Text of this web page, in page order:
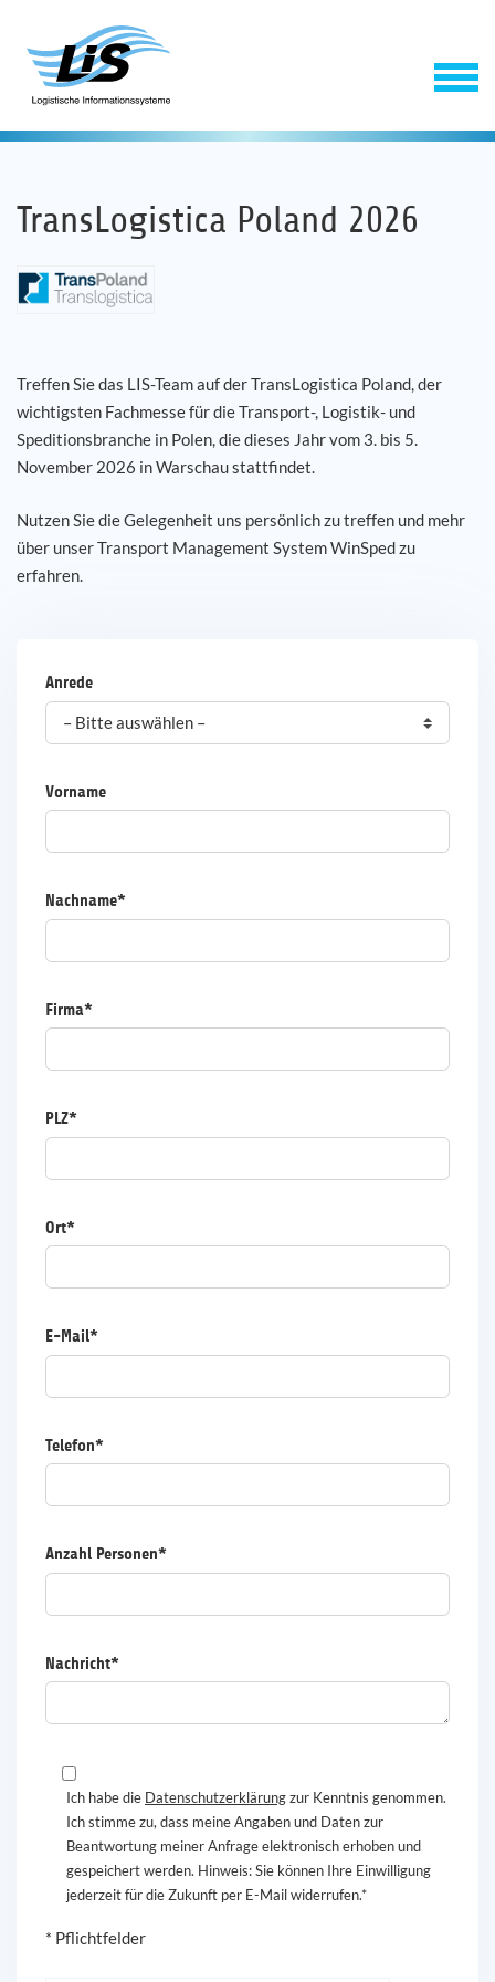
Service
Karriere
Kontakt
TransLogistica Poland 2026
Treffen Sie das LIS-Team auf der TransLogistica Poland, der
wichtigsten Fachmesse für die Transport-, Logistik- und
Speditionsbranche in Polen, die dieses Jahr vom 3. bis 5.
November 2026 in Warschau stattfindet.
Nutzen Sie die Gelegenheit uns persönlich zu treffen und mehr
über unser Transport Management System WinSped zu
erfahren.
Anrede
Vorname
Nachname*
Firma*
PLZ*
Ort*
E-Mail*
Telefon*
Anzahl Personen*
Nachricht*
Ich habe die Datenschutzerklärungzur Kenntnis genommen.
Ich stimme zu, dass meine Angaben und Daten zur
Beantwortung meiner Anfrage elektronisch erhoben und
gespeichert werden. Hinweis: Sie können Ihre Einwilligung
jederzeit für die Zukunft per E-Mail widerrufen.*
* Pflichtfelder